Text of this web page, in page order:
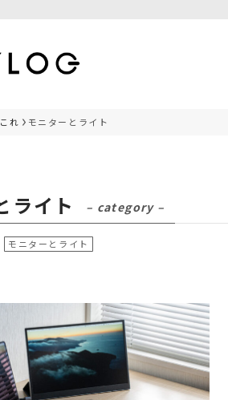
れ モニターとライト
ライト – category –
モニターとライト